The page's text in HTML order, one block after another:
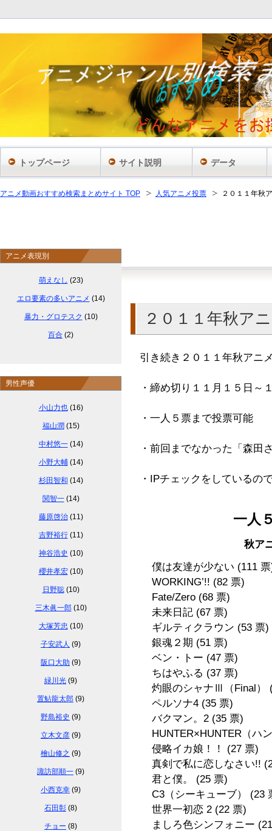
アニメ動画おすすめ検索まとめサイト TOP 人気アニメ投票 ２０１１年秋
２０１１年秋ア
引き続き２０１１年秋アニ
・締め切り１１月１５日～
・一人５票まで投票可能
・前回までなかった「森
・IPチェックをしているの
一人
秋ア
僕は友達が少ない (111
WORKING’!! (82 票)
Fate/Zero (68 票)
未来日記 (67 票)
ギルティクラウン (53 票)
銀魂２期 (51 票)
ベン・トー (47 票)
ちはやふる (37 票)
灼眼のシャナⅢ（Final）
ペルソナ4 (35 票)
バクマン。2 (35 票)
HUNTER×HUNTER（ハ
侵略イカ娘！！ (27 票)
真剣で私に恋しなさい!!
君と僕。 (25 票)
C3（シーキューブ） (23
世界一初恋 2 (22 票)
ましろ色シンフォニー
アニメ表現別
萌えなし (23)
エロ要素の多いアニメ (14)
暴力・グロテスク (10)
百合 (2)
男性声優
小山力也(16)
福山潤 (15)
中村悠一(14)
小野大輔(14)
杉田智和 (14)
関智一(14)
藤原啓治(11)
吉野裕行(11)
神谷浩史 (10)
櫻井孝宏(10)
日野聡(10)
三木眞一郎(10)
大塚芳忠 (10)
子安武人 (9)
阪口大助 (9)
緑川光 (9)
置鮎龍太郎 (9)
野島裕史 (9)
立木文彦 (9)
檜山修之 (9)
諏訪部順一 (9)
小西克幸 (9)
石田彰 (8)
チョー (8)
トップページ サイト説明 データ